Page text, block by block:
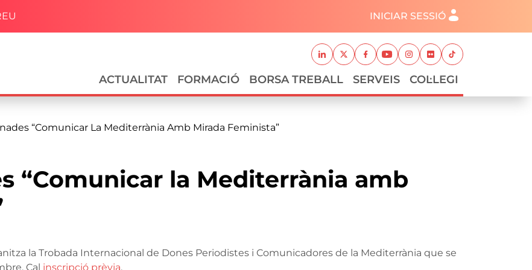
Menú del compte d'usuari
INICIAR SESSIÓ
Xarxes socials
LinkedinTwitterFacebook
YoutubeInstagram
FlickrTikTok
Navegació principal
ACTUALITAT FORMACIÓ BORSA TREBALL SERVEIS COL·LEGI
“Comunicar La Mediterrània Amb Mirada Feminista”
“Comunicar la Mediterrània amb
la Trobada Internacional de Dones Periodistes i Comunicadores de la Mediterrània que se
Cal inscripció prèvia.